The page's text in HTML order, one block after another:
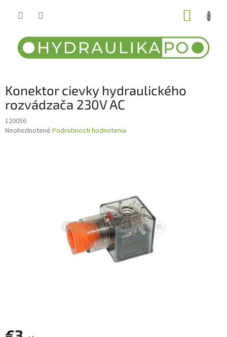
Konektor cievky hydraulického
rozvádzača 230V AC
120056
Priemerné
Neohodnotené Podrobnosti hodnotenia